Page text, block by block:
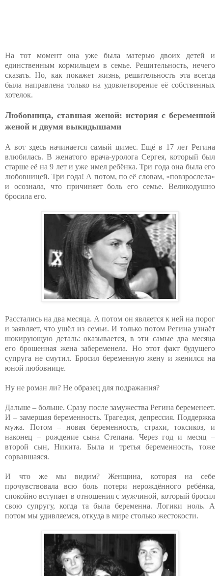
На тот момент она уже была матерью двоих детей и
единственным кормильцем в семье. Решительность, нечего
сказать. Но, как покажет жизнь, решительность эта всегда
была направлена только на удовлетворение её собственных
хотелок.
Любовница, ставшая женой: история с беременной
женой и двумя выкидышами
А вот здесь начинается самый цимес. Ещё в 17 лет Регина
влюбилась. В женатого врача-уролога Сергея, который был
старше её на 9 лет и уже имел ребёнка. Три года она была его
любовницей. Три года! А потом, по её словам, «повзрослела»
и осознала, что причиняет боль его семье. Великодушно
бросила его.
Расстались на два месяца. А потом он является к ней на порог
и заявляет, что ушёл из семьи. И только потом Регина узнаёт
шокирующую деталь: оказывается, в эти самые два месяца
его брошенная жена забеременела. Но этот факт будущего
супруга не смутил. Бросил беременную жену и женился на
юной любовнице.
Ну не роман ли? Не образец для подражания?
Дальше – больше. Сразу после замужества Регина беременеет.
И – замершая беременность. Трагедия, депрессия. Поддержка
мужа. Потом – новая беременность, страхи, токсикоз, и
наконец – рождение сына Степана. Через год и месяц –
второй сын, Никита. Была и третья беременность, тоже
сорвавшаяся.
И что же мы видим? Женщина, которая на себе
прочувствовала всю боль потери нерождённого ребёнка,
спокойно вступает в отношения с мужчиной, который бросил
свою супругу, когда та была беременна. Логики ноль. А
потом мы удивляемся, откуда в мире столько жестокости.